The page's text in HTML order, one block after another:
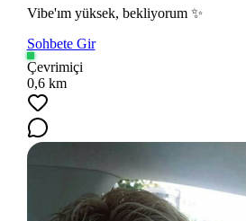
Vibe'ım yüksek, bekliyorum ✨
Sohbete Gir
Çevrimiçi
0,6 km